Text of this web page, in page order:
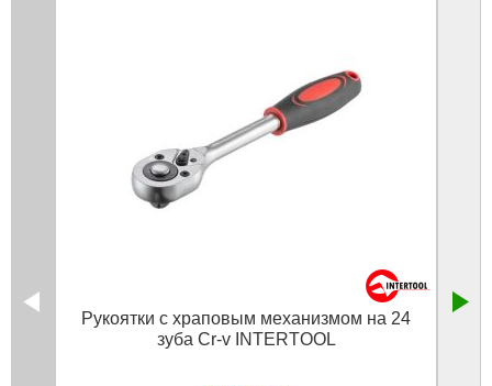
Рукоятки с храповым механизмом на 24
зуба Cr-v INTERTOOL